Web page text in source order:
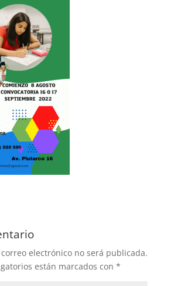
electrónico no será publicada.
están marcados con *